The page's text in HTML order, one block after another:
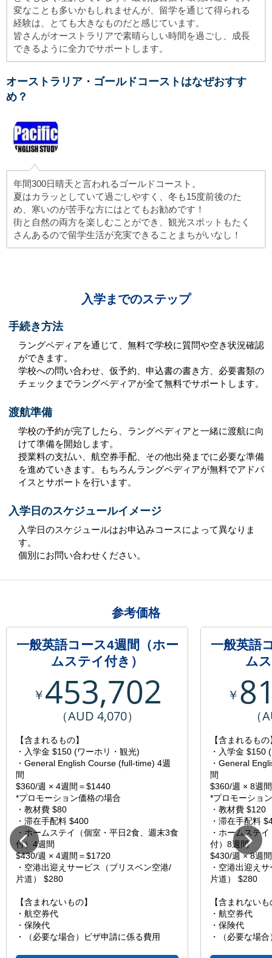
変なことも多いかもしれませんが、留学を通じて得られる
経験は、とても大きなものだと感じています。
皆さんがオーストラリアで素晴らしい時間を過ごし、成長
できるように全力でサポートします。
オーストラリア・ゴールドコーストはなぜおすす
め？
年間300日晴天と言われるゴールドコースト。
夏はカラッとしていて過ごしやすく、冬も15度前後のた
め、寒いのが苦手な方にはとてもお勧めです！
街と自然の両方を楽しむことができ、観光スポットもたく
さんあるので留学生活が充実できることまちがいなし！
入学までのステップ
手続き方法
ラングペディアを通じて、無料で学校に質問や空き状況確認
ができます。
学校への問い合わせ、仮予約、申込書の書き方、必要書類の
チェックまでラングペディアが全て無料でサポートします。
渡航準備
学校の予約が完了したら、ラングペディアと一緒に渡航に向
けて準備を開始します。
授業料の支払い、航空券手配、その他出発までに必要な準備
を進めていきます。もちろんラングペディアが無料でアドバ
イスとサポートを行います。
入学日のスケジュールイメージ
入学日のスケジュールはお申込みコースによって異なりま
す。
個別にお問い合わせください。
参考価格
一般英語コース4週間（ホー
ムステイ付き）
￥453,702
（AUD 4,070）
【含まれるもの】
・入学金 $150 (ワーホリ・観光)
・General English Course (full-time) 4週
間
$360/週 × 4週間＝$1440
*プロモーション価格の場合
・教材費 $80
・滞在手配料 $400
・ホームステイ（個室・平日2食、週末3食
付）4週間
$430/週 × 4週間＝$1720
・空港出迎えサービス（ブリスベン空港/
片道） $280
【含まれないもの】
・航空券代
・保険代
・（必要な場合）ビザ申請に係る費用
一般英語
ム
￥
（
【含まれるもの
・入学金 $150
・General
間
$360/週 × 8週
*プロモーショ
・教材費 $120
・滞在手配料
・ホームステ
付）8週間
$430/週 × 8週
・空港出迎え
片道） $280
【含まれない
・航空券代
・保険代
・（必要な場